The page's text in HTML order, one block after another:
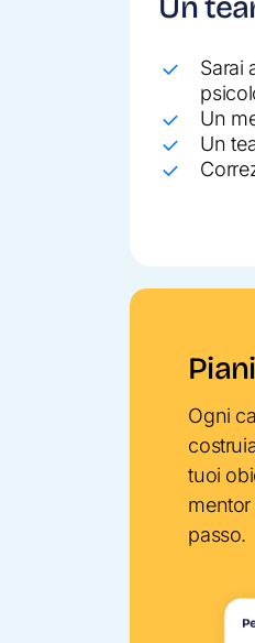
Un
Sarai
Un
Un
Ogni
tuoi
passo.